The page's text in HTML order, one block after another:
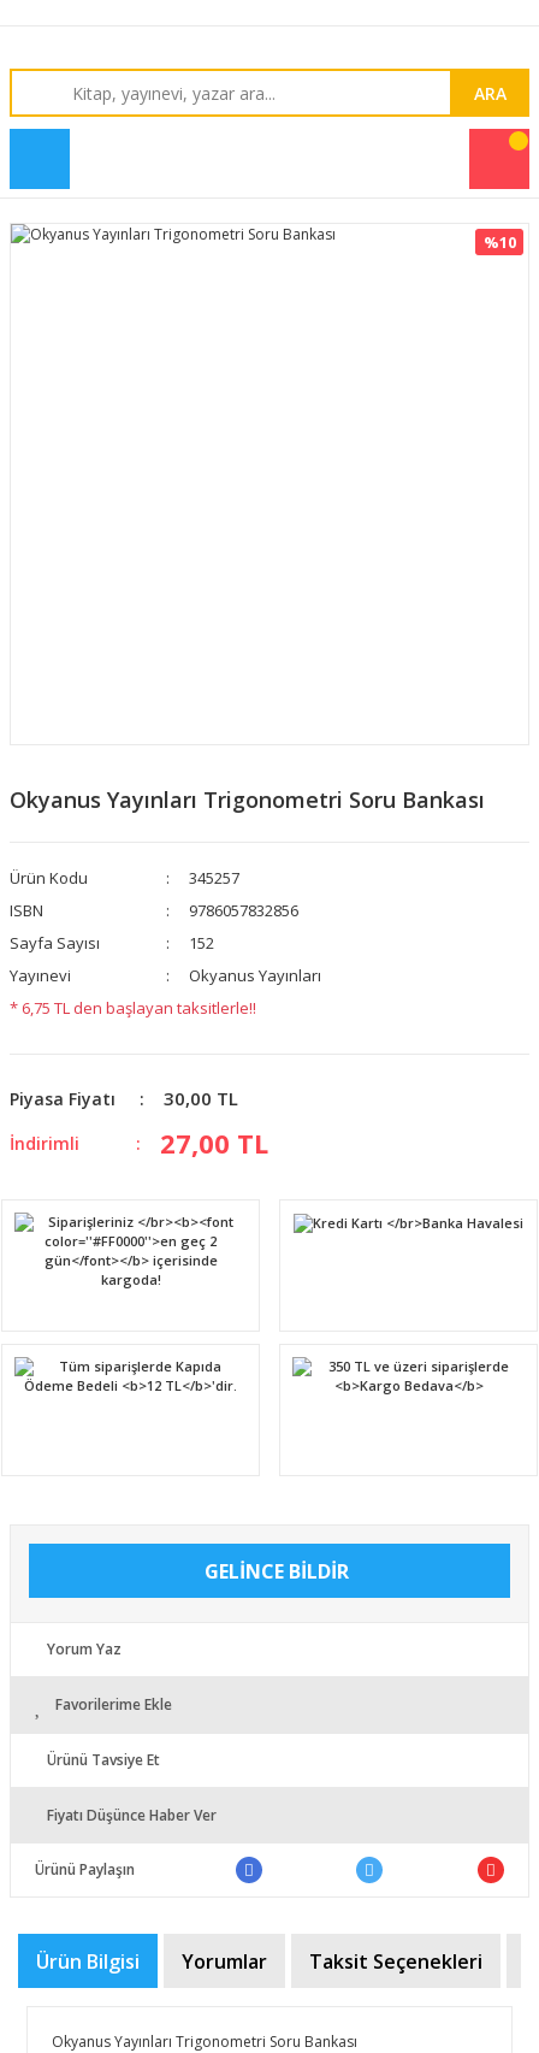
ARA
%10
Okyanus Yayınları Trigonometri Soru Bankası
Ürün Kodu
345257
ISBN
9786057832856
Sayfa Sayısı
152
Yayınevi
Okyanus Yayınları
* 6,75 TL den başlayan taksitlerle!!
Piyasa Fiyatı 30,00 TL
İndirimli 27,00 TL
GELİNCE BİLDİR
Yorum Yaz
Favorilerime Ekle
Ürünü Tavsiye Et
Fiyatı Düşünce Haber Ver
Ürünü Paylaşın
Ürün Bilgisi Yorumlar Taksit Seçenekleri
Okyanus Yayınları Trigonometri Soru Bankası